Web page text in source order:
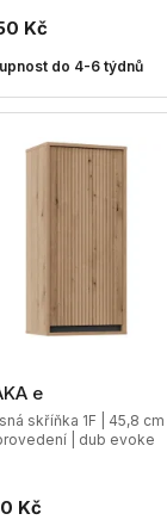
Kč
do 4-6 týdnů
e
skříňka 1F | 45,8 cm |
| dub evoke
Kč